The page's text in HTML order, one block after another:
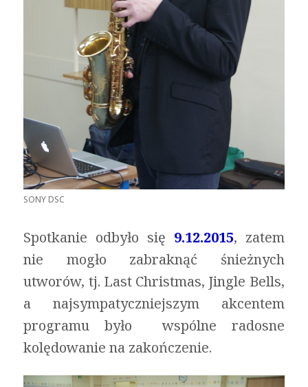
SONY DSC
Spotkanie odbyło się 9.12.2015, zatem
nie mogło zabraknąć śnieżnych
utworów, tj. Last Christmas, Jingle Bells,
a najsympatyczniejszym akcentem
programu było wspólne radosne
kolędowanie na zakończenie.